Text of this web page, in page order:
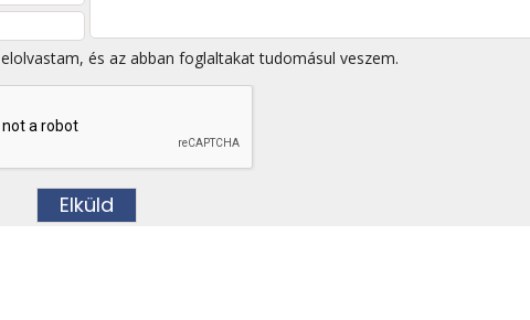
elolvastam, és az abban foglaltakat tudomásul veszem.